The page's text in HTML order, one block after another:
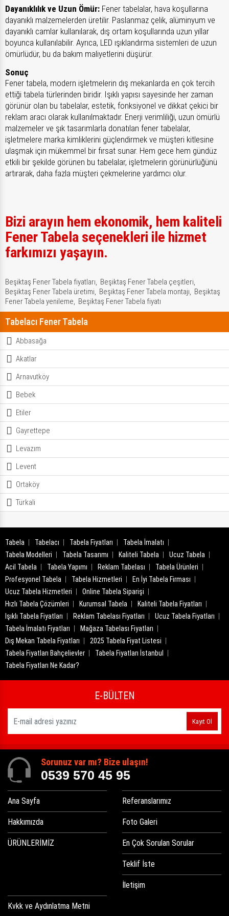
Dayanıklılık ve Uzun Ömür: Fener tabelalar, hava koşullarına
dayanıklı malzemelerden üretilir. Paslanmaz çelik, alüminyum ve
dayanıklı camlar kullanılarak, dış ortam koşullarında uzun yıllar
boyunca kullanılabilir. Ayrıca, LED ışıklandırma sistemleri de uzun
ömürlüdür, bu da bakım maliyetlerini düşürür.
Sonuç
Fener tabela, modern işletmelerin dış mekanlarda en çok tercih
ettiği tabela türlerinden biridir. Işıklı yapısı sayesinde her zaman
görünür olan bu tabelalar, estetik, fonksiyonel ve dikkat çekici bir
reklam aracı olarak kullanılmaktadır. Enerji verimliliği, uzun ömürlü
malzemeler ve şık tasarımlarla donatılan fener tabelalar,
işletmelere marka kimliklerini güçlendirmek ve müşteri kitlesine
ulaşmak için mükemmel bir fırsat sunar. Hem gece hem gündüz
etkili bir şekilde görünen bu tabelalar, işletmelerin görünürlüğünü
artırarak, daha fazla müşteri çekmelerine yardımcı olur.
Bizi arayın hem ekonomik, hem kaliteli
Fener Tabela seçenekleri ile hizmet
farkımızı yaşayın.
Beşiktaş Fener Tabela fiyatları, Beşiktaş Fener Tabela çeşitleri,
Beşiktaş Fener Tabela üretimi, Beşiktaş Fener Tabela montajı, Beşiktaş
Fener Tabela yenileme, Beşiktaş Fener Tabela fiyatı
Tabelacı Fener Tabela
Abbasağa
Akatlar
Arnavutköy
Bebek
Etiler
Gayrettepe
Levazım
Levent
Ortaköy
Türkali
Tabela Tabelacı Tabela Fiyatları
Tabela İmalatı
Tabela Modelleri
Tabela Tasarımı Kaliteli Tabela
Ucuz Tabela
Acil Tabela
Tabela Yapımı Reklam Tabelası
Tabela Ürünleri
Profesyonel Tabela
Tabela Hizmetleri
En İyi Tabela Firması
Ucuz Tabela Hizmetleri
Online Tabela Siparişi
Hızlı Tabela Çözümleri
Kurumsal Tabela
Kaliteli Tabela Fiyatları
Işıklı Tabela Fiyatları
Reklam Tabelası Fiyatları
Ucuz Tabela Fiyatları
Tabela İmalatı Fiyatları
Mağaza Tabelası Fiyatları
Dış Mekan Tabela Fiyatları
2025 Tabela Fiyat Listesi
Tabela Fiyatları Bahçelievler
Tabela Fiyatları İstanbul
Tabela Fiyatları Ne Kadar?
E-BÜLTEN
Kayıt Ol
Sorunuz var mı? Bize ulaşın!
0539 570 45 95
Ana Sayfa
Hakkımızda
ÜRÜNLERİMİZ
Referanslarımız
Foto Galeri
En Çok Sorulan Sorular
Teklif İste
İletişim
Kvkk ve Aydınlatma Metni